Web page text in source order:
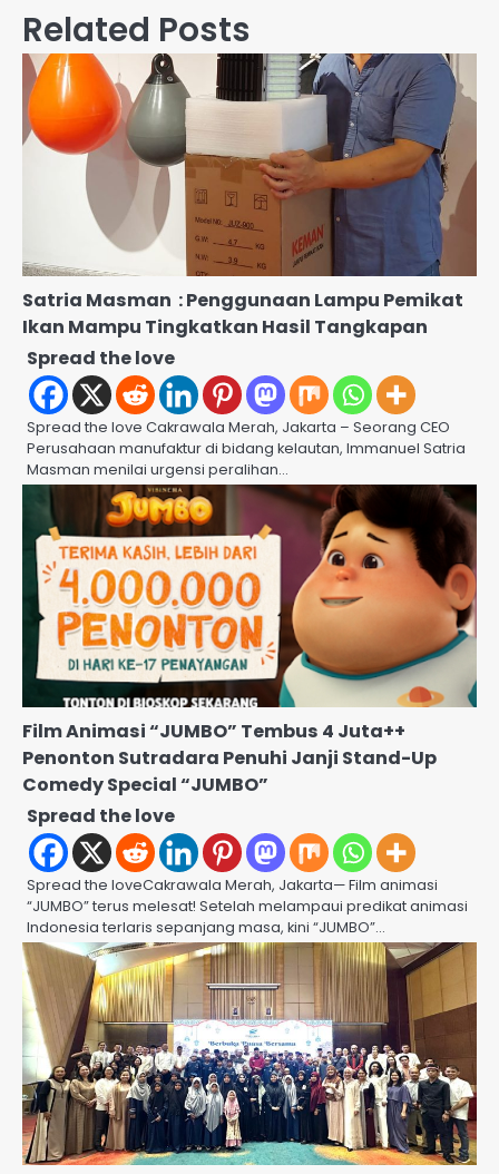
Related Posts
Satria Masman : Penggunaan Lampu Pemikat
Ikan Mampu Tingkatkan Hasil Tangkapan
Spread the love
Spread the love Cakrawala Merah, Jakarta – Seorang CEO
Perusahaan manufaktur di bidang kelautan, Immanuel Satria
Masman menilai urgensi peralihan…
Film Animasi “JUMBO” Tembus 4 Juta++
Penonton Sutradara Penuhi Janji Stand-Up
Comedy Special “JUMBO”
Spread the love
Spread the loveCakrawala Merah, Jakarta— Film animasi
“JUMBO” terus melesat! Setelah melampaui predikat animasi
Indonesia terlaris sepanjang masa, kini “JUMBO”…